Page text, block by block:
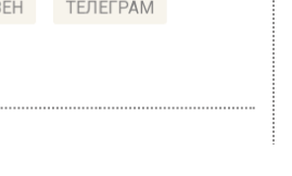
ТЕЛЕГРАМ